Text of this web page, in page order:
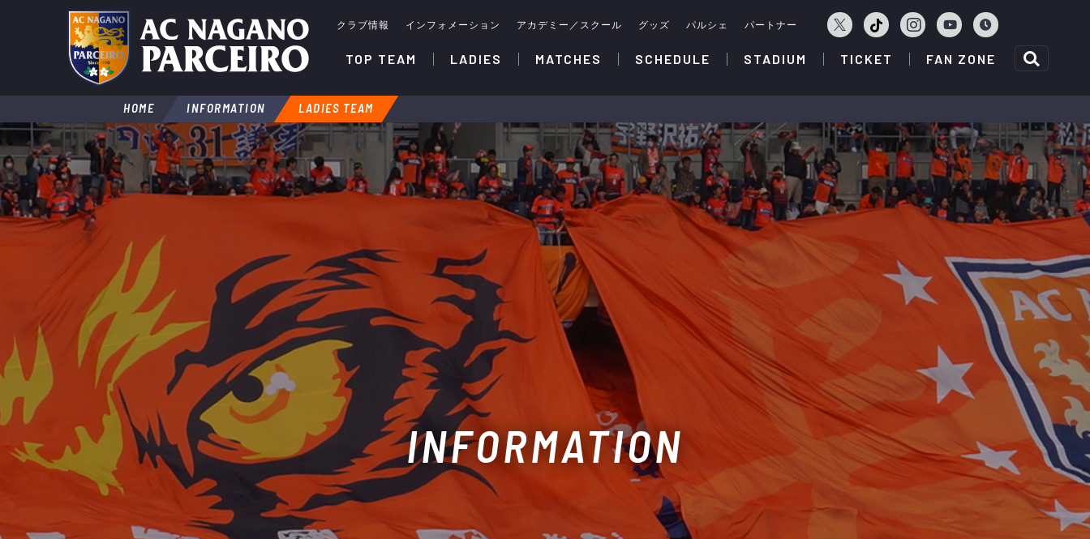
クラブ情報 インフォメーション アカデミー／スクール グッズ パルシェ パートナー
TOP TEAM LADIES MATCHES SCHEDULE STADIUM TICKET FAN ZONE
HOME INFORMATION LADIES TEAM
INFORMATION